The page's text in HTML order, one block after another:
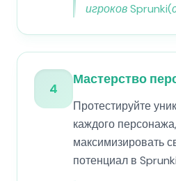
игроков
4
Мастерство
Протестируйте
каждого
максимизировать
потенциал в